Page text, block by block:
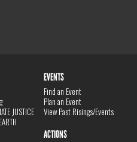
JUSTICE
EVENTS
Find an Event
Plan an Event
View Past Risings/Events
ACTIONS